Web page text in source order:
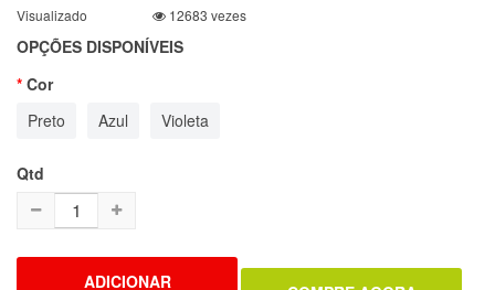
Visualizado
12683 vezes
OPÇÕES DISPONÍVEIS
Cor
Preto
Azul Violeta
Qtd